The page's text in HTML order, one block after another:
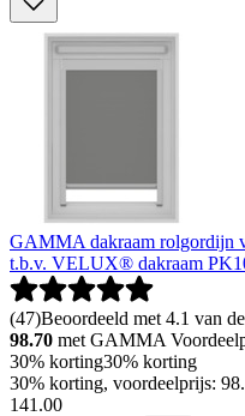
GAMMA dakraam rolgordijn
t.b.v. VELUX® dakraam
(47)Beoordeeld met 4.1 van
98.70 met GAMMA
30% korting30% korting
30% korting, voordeelprijs:
141 .00